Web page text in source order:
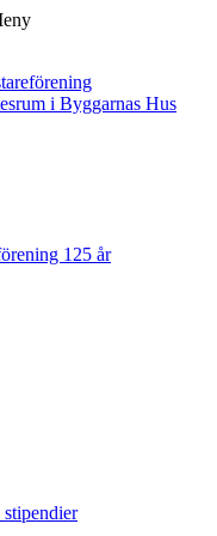
i Byggarnas Hus
125 år